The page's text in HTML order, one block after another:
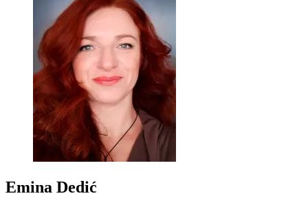
Emina Dedić